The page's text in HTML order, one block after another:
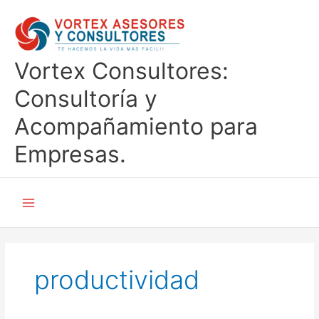
contenido
Vortex Consultores:
Consultoría y
Acompañamiento para
Empresas.
productividad